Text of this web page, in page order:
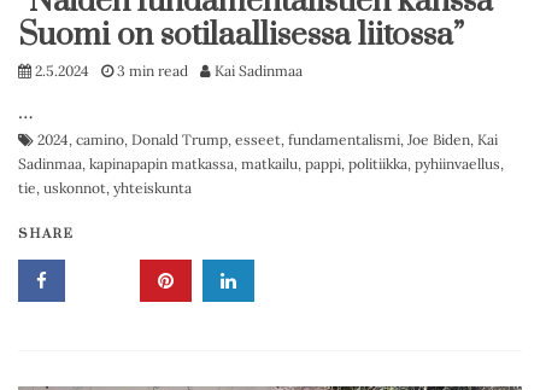
Suomi on sotilaallisessa liitossa”
2.5.2024 3 min read Kai Sadinmaa
…
2024, camino, Donald Trump, esseet, fundamentalismi, Joe Biden, Kai
Sadinmaa, kapinapapin matkassa, matkailu, pappi, politiikka, pyhiinvaellus,
tie, uskonnot, yhteiskunta
SHARE